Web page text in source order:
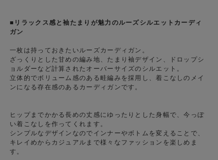
■リラックス感と袖たまりが魅力のルーズシルエットカーディ
ガン
一枚は持っておきたいルーズカーディガン。
ざっくりとした甘めの編み地、たまり袖デザイン、ドロップシ
ョルダーなど計算されたオーバーサイズのシルエット。
立体的でボリューム感のある畦編みを採用し、着こなしのメイ
ンになる存在感のあるカーディガンです。
ヒップまでかかる長めの丈感にゆったりとした身幅で、今っぽ
い着こなしを作ってくれます。
シンプルなデザインなのでインナーやボトムを変えることで、
キレイめからカジュアルまで様々なファッションを楽しめま
す。